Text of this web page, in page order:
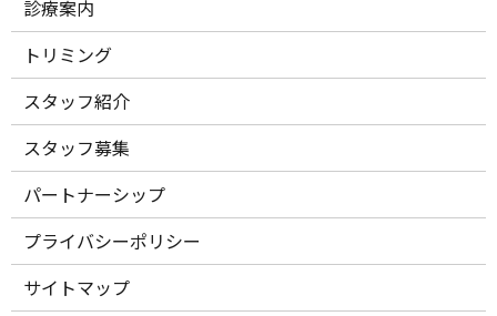
診療案内
トリミング
スタッフ紹介
スタッフ募集
パートナーシップ
プライバシーポリシー
サイトマップ